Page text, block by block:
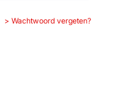
>Wachtwoord vergeten?